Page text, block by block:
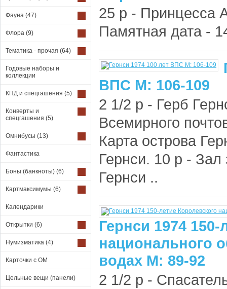
Фауна (47)
Флора (9)
Тематика - прочая (64)
Годовые наборы и
коллекции
КПД и спецгашения (5)
Конверты и
спецгашения (5)
Омнибусы (13)
Фантастика
Боны (банкноты) (6)
Картмаксимумы (6)
Календарики
Открытки (6)
Нумизматика (4)
Карточки с ОМ
Цельные вещи (панели)
25 p - Принцесса
Памятная дата -
ВПС М: 106-109
2 1/2 р - Герб
Всемирного
Карта острова
Гернси. 10 р - Зал
Гернси ..
Гернси 1974
национального
водах М: 89-92
2 1/2 р -